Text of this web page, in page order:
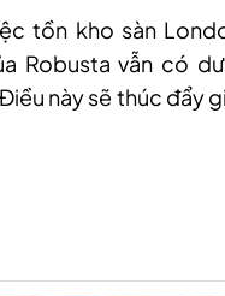
tồn kho sàn
Robusta vẫn có
này sẽ thúc đẩy